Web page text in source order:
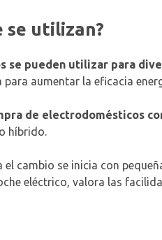
se utilizan?
se pueden utilizar para
para aumentar la eficacia
de electrodomésticos
híbrido.
el cambio se inicia con
eléctrico, valora las